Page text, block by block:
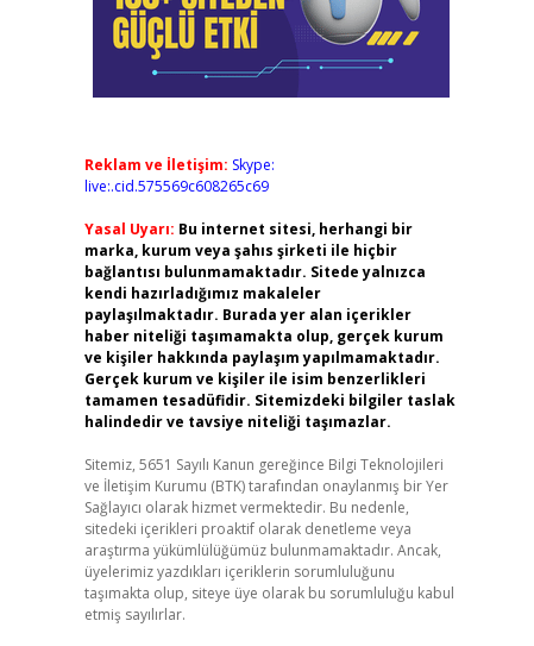
Reklam ve İletişim: Skype:
live:.cid.575569c608265c69
Yasal Uyarı: Bu internet sitesi, herhangi bir
marka, kurum veya şahıs şirketi ile hiçbir
bağlantısı bulunmamaktadır. Sitede yalnızca
kendi hazırladığımız makaleler
paylaşılmaktadır. Burada yer alan içerikler
haber niteliği taşımamakta olup, gerçek kurum
ve kişiler hakkında paylaşım yapılmamaktadır.
Gerçek kurum ve kişiler ile isim benzerlikleri
tamamen tesadüfidir. Sitemizdeki bilgiler taslak
halindedir ve tavsiye niteliği taşımazlar.
Sitemiz, 5651 Sayılı Kanun gereğince Bilgi Teknolojileri
ve İletişim Kurumu (BTK) tarafından onaylanmış bir Yer
Sağlayıcı olarak hizmet vermektedir. Bu nedenle,
sitedeki içerikleri proaktif olarak denetleme veya
araştırma yükümlülüğümüz bulunmamaktadır. Ancak,
üyelerimiz yazdıkları içeriklerin sorumluluğunu
taşımakta olup, siteye üye olarak bu sorumluluğu kabul
etmiş sayılırlar.